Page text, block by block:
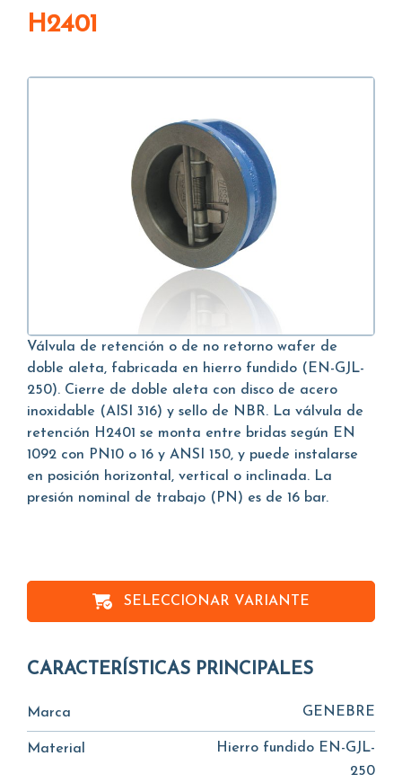
H2401
Válvula de retención o de no retorno wafer de
doble aleta, fabricada en hierro fundido (EN-GJL-
250). Cierre de doble aleta con disco de acero
inoxidable (AISI 316) y sello de NBR. La válvula de
retención H2401 se monta entre bridas según EN
1092 con PN10 o 16 y ANSI 150, y puede instalarse
en posición horizontal, vertical o inclinada. La
presión nominal de trabajo (PN) es de 16 bar.
SELECCIONAR VARIANTE
CARACTERÍSTICAS PRINCIPALES
Marca GENEBRE
Material
Hierro fundido EN-GJL-
250